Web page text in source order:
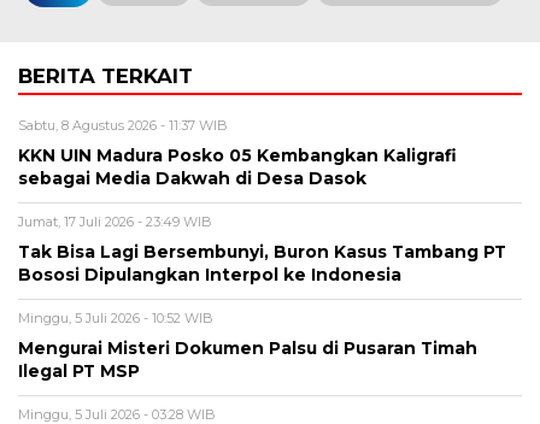
BERITA TERKAIT
Sabtu, 8 Agustus 2026 - 11:37 WIB
KKN UIN Madura Posko 05 Kembangkan Kaligrafi
sebagai Media Dakwah di Desa Dasok
Jumat, 17 Juli 2026 - 23:49 WIB
Tak Bisa Lagi Bersembunyi, Buron Kasus Tambang PT
Bososi Dipulangkan Interpol ke Indonesia
Minggu, 5 Juli 2026 - 10:52 WIB
Mengurai Misteri Dokumen Palsu di Pusaran Timah
Ilegal PT MSP
Minggu, 5 Juli 2026 - 03:28 WIB